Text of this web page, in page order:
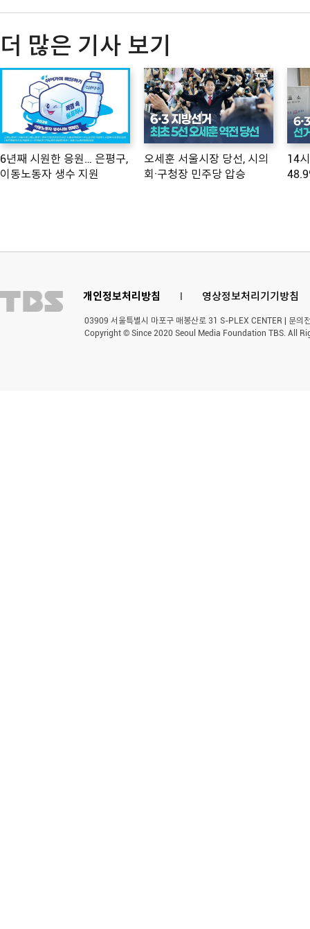
더 많은 기사 보기
6년째 시원한 응원… 은평구,
이동노동자 생수 지원
오세훈 서울시장 당선, 시의
회·구청장 민주당 압승
14
개인정보처리방침 l 영상정보처리기기방침
03909 서울특별시 마포구 매봉산로 31 S-PLEX CENTER | 문
Copyright © Since 2020 Seoul Media Foundation TBS. All